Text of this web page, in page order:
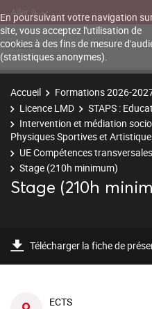
En poursuivant votre navigation
site, vous acceptez l'utilisation de
cookies à des fins de mesure
(statistiques anonymes).
Aller à
Accueil Formations 2026-
Licence LMD
STAPS :
Intervention et médiation
Physiques Sportives et
UE Compétences
Stage (210h minimum)
Stage (210h
Télécharger la fiche de
ECTS